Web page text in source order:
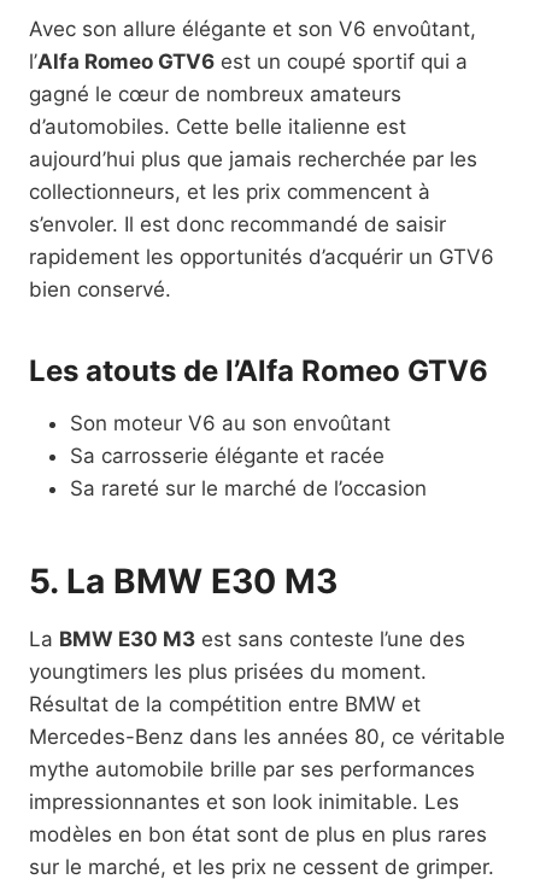
Avec son allure élégante et son V6 envoûtant,
l’Alfa Romeo GTV6 est un coupé sportif qui a
gagné le cœur de nombreux amateurs
d’automobiles. Cette belle italienne est
aujourd’hui plus que jamais recherchée par les
collectionneurs, et les prix commencent à
s’envoler. Il est donc recommandé de saisir
rapidement les opportunités d’acquérir un GTV6
bien conservé.
Les atouts de l’Alfa Romeo GTV6
Son moteur V6 au son envoûtant
Sa carrosserie élégante et racée
Sa rareté sur le marché de l’occasion
5. La BMW E30 M3
La BMW E30 M3 est sans conteste l’une des
youngtimers les plus prisées du moment.
Résultat de la compétition entre BMW et
Mercedes-Benz dans les années 80, ce véritable
mythe automobile brille par ses performances
impressionnantes et son look inimitable. Les
modèles en bon état sont de plus en plus rares
sur le marché, et les prix ne cessent de grimper.